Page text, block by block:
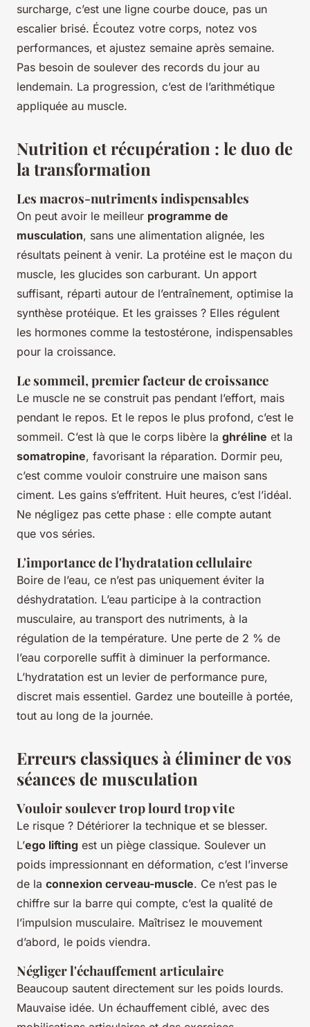
surcharge, c’est une ligne courbe douce, pas un
escalier brisé. Écoutez votre corps, notez vos
performances, et ajustez semaine après semaine.
Pas besoin de soulever des records du jour au
lendemain. La progression, c’est de l’arithmétique
appliquée au muscle.
Nutrition et récupération : le duo de
la transformation
Les macros-nutriments indispensables
On peut avoir le meilleur programme de
musculation, sans une alimentation alignée, les
résultats peinent à venir. La protéine est le maçon du
muscle, les glucides son carburant. Un apport
suffisant, réparti autour de l’entraînement, optimise la
synthèse protéique. Et les graisses ? Elles régulent
les hormones comme la testostérone, indispensables
pour la croissance.
Le sommeil, premier facteur de croissance
Le muscle ne se construit pas pendant l’effort, mais
pendant le repos. Et le repos le plus profond, c’est le
sommeil. C’est là que le corps libère la ghréline et la
somatropine, favorisant la réparation. Dormir peu,
c’est comme vouloir construire une maison sans
ciment. Les gains s’effritent. Huit heures, c’est l’idéal.
Ne négligez pas cette phase : elle compte autant
que vos séries.
L'importance de l'hydratation cellulaire
Boire de l’eau, ce n’est pas uniquement éviter la
déshydratation. L’eau participe à la contraction
musculaire, au transport des nutriments, à la
régulation de la température. Une perte de 2 % de
l’eau corporelle suffit à diminuer la performance.
L’hydratation est un levier de performance pure,
discret mais essentiel. Gardez une bouteille à portée,
tout au long de la journée.
Erreurs classiques à éliminer de vos
séances de musculation
Vouloir soulever trop lourd trop vite
Le risque ? Détériorer la technique et se blesser.
L’ego lifting est un piège classique. Soulever un
poids impressionnant en déformation, c’est l’inverse
de la connexion cerveau-muscle. Ce n’est pas le
chiffre sur la barre qui compte, c’est la qualité de
l’impulsion musculaire. Maîtrisez le mouvement
d’abord, le poids viendra.
Négliger l'échauffement articulaire
Beaucoup sautent directement sur les poids lourds.
Mauvaise idée. Un échauffement ciblé, avec des